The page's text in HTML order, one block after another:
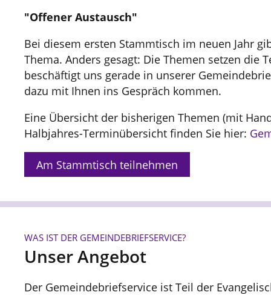
"Offener Austausch"
Bei diesem ersten Stammtisch im neuen Jahr
Thema. Anders gesagt: Die Themen setzen die
beschäftigt uns gerade in unserer
dazu mit Ihnen ins Gespräch kommen.
Eine Übersicht der bisherigen Themen (mit
Halbjahres-Terminübersicht finden Sie hier:
Am Stammtisch teilnehmen
WAS IST DER GEMEINDEBRIEFSERVICE?
Unser Angebot
Der Gemeindebriefservice ist Teil der